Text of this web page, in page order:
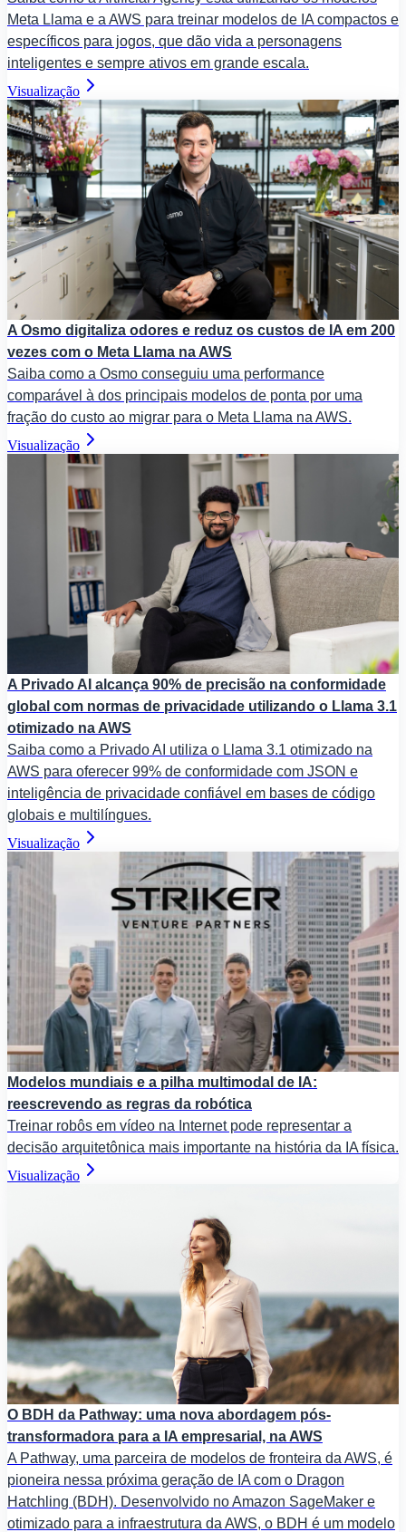
Meta Llama e a AWS para treinar modelos de IA compactos e
específicos para jogos, que dão vida a personagens
inteligentes e sempre ativos em grande escala.
Visualização
A Osmo digitaliza odores e reduz os custos de IA em 200
vezes com o Meta Llama na AWS
Saiba como a Osmo conseguiu uma performance
comparável à dos principais modelos de ponta por uma
fração do custo ao migrar para o Meta Llama na AWS.
Visualização
A Privado AI alcança 90% de precisão na conformidade
global com normas de privacidade utilizando o Llama 3.1
otimizado na AWS
Saiba como a Privado AI utiliza o Llama 3.1 otimizado na
AWS para oferecer 99% de conformidade com JSON e
inteligência de privacidade confiável em bases de código
globais e multilíngues.
Visualização
Modelos mundiais e a pilha multimodal de IA:
reescrevendo as regras da robótica
Treinar robôs em vídeo na Internet pode representar a
decisão arquitetônica mais importante na história da IA física.
Visualização
O BDH da Pathway: uma nova abordagem pós-
transformadora para a IA empresarial, na AWS
A Pathway, uma parceira de modelos de fronteira da AWS, é
pioneira nessa próxima geração de IA com o Dragon
Hatchling (BDH). Desenvolvido no Amazon SageMaker e
otimizado para a infraestrutura da AWS, o BDH é um modelo